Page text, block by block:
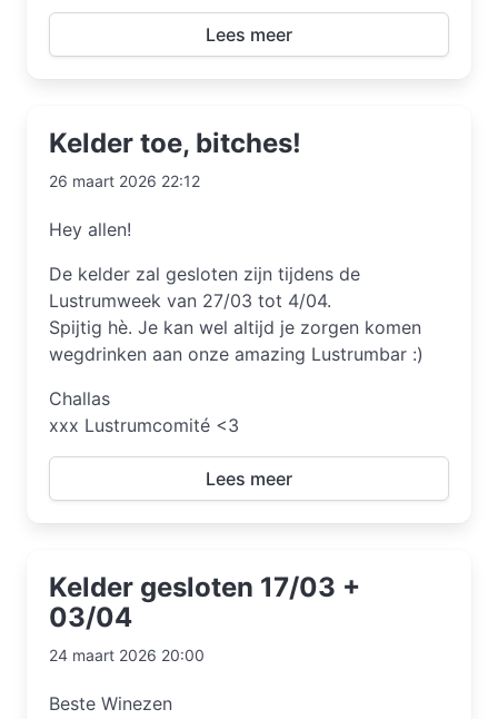
Lees meer
Kelder toe, bitches!
26 maart 2026 22:12
Hey allen!
De kelder zal gesloten zijn tijdens de
Lustrumweek van 27/03 tot 4/04.
Spijtig hè. Je kan wel altijd je zorgen komen
wegdrinken aan onze amazing Lustrumbar :)
Challas
xxx Lustrumcomité <3
Lees meer
Kelder gesloten 17/03 +
03/04
24 maart 2026 20:00
Beste Winezen